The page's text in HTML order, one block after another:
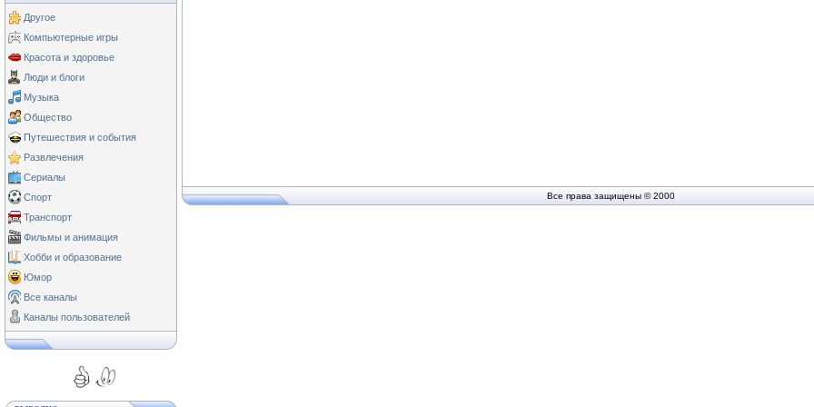
Другое
Компьютерные игры
Красота и здоровье
Люди и блоги
Музыка
Общество
Путешествия и события
Развлечения
Сериалы
Спорт
Транспорт
Фильмы и анимация
Хобби и образование
Юмор
Все каналы
Каналы пользователей
Все права защищены © 2000